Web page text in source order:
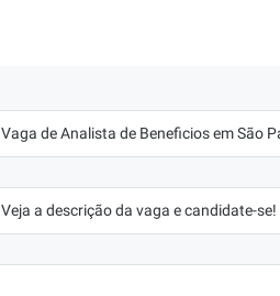
Vaga de Analista de Beneficios em São
Veja a descrição da vaga e candidate-se!